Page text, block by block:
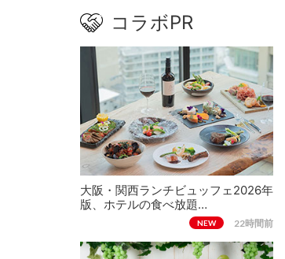
コラボPR
大阪・関西ランチビュッフェ2026年
版、ホテルの食べ放題…
NEW 22時間前